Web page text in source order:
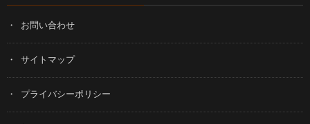
お問い合わせ
サイトマップ
プライバシーポリシー